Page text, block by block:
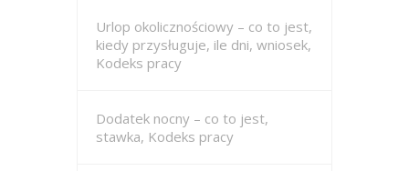
Urlop okolicznościowy – co to jest,
kiedy przysługuje, ile dni, wniosek,
Kodeks pracy
Dodatek nocny – co to jest,
stawka, Kodeks pracy